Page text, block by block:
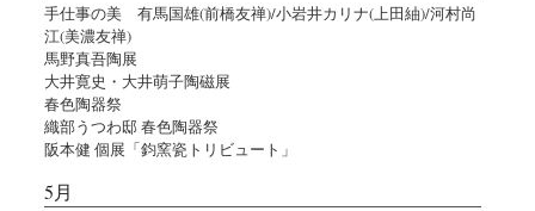
手仕事の美 有馬国雄(前橋友禅)/小岩井カリナ(上田紬)/河村尚
江(美濃友禅)
馬野真吾陶展
大井寛史・大井萌子陶磁展
春色陶器祭
織部うつわ邸 春色陶器祭
阪本健 個展「鈞窯瓷トリビュート」
5月